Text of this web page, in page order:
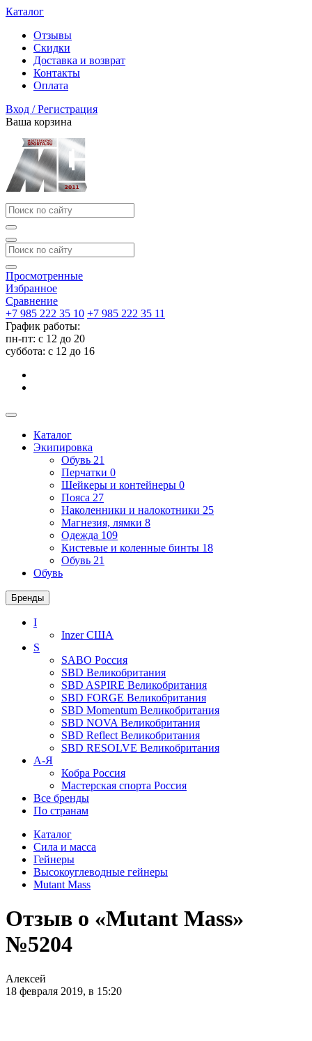
Каталог
Отзывы
Скидки
Доставка и возврат
Контакты
Оплата
Вход / Регистрация
Ваша корзина
Просмотренные
Избранное
Сравнение
+7 985 222 35 10 +7 985 222 35 11
График работы:
пн-пт: с 12 до 20
суббота: c 12 до 16
Каталог
Экипировка
Обувь 21
Перчатки 0
Шейкеры и контейнеры 0
Пояса 27
Наколенники и налокотники 25
Магнезия, лямки 8
Одежда 109
Кистевые и коленные бинты 18
Обувь 21
Обувь
Бренды
I
InzerСША
S
SABO Россия
SBD Великобритания
SBD ASPIRE Великобритания
SBD FORGE Великобритания
SBD Momentum Великобритания
SBD NOVA Великобритания
SBD Reflect Великобритания
SBD RESOLVE Великобритания
А-Я
Кобра Россия
Мастерская спорта Россия
Все бренды
По странам
Каталог
Сила и масса
Гейнеры
Высокоуглеводные гейнеры
Mutant Mass
Отзыв о «Mutant Mass»
№5204
Алексей
18 февраля 2019, в 15:20